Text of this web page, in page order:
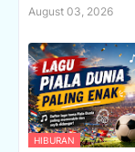
August 03, 2026
HIBURAN